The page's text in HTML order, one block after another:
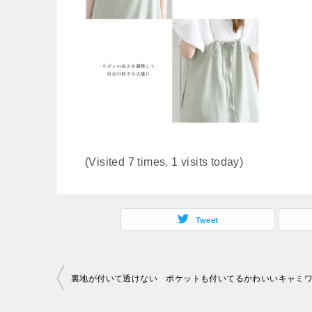
(Visited 7 times, 1 visits today)
Tweet
投